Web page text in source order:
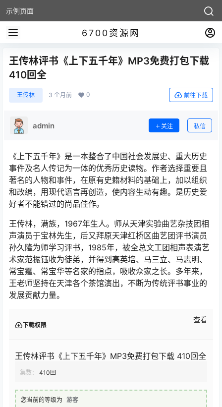
示例页面
6700资源网
王传林评书《上下五千年》MP3免费打包下载
410回全
王传林 3 个月前 0 前往下载
admin 关注 私信
《上下五千年》是一本整合了中国社会发展史、重大历史
事件及名人传记为一体的优秀历史读物。作者选择重要且
著名的人物和事件，在原有史籍材料的基础上，加以组织
和改编，用现代语言再创造，使内容生动有趣。是历史爱
好者不能错过的尚品佳作。
王传林，满族，1967年生人。师从天津实验曲艺杂技团相
声演员于宝林先生，后又拜原天津红桥区曲艺团评书演员
孙久隆为师学习评书，1985年，被全总文工团相声表演艺
术家范振钰收为徒弟，并得到高英培、马三立、马志明、
常宝霆、常宝华等名家的指点，吸收众家之长。多年来，
王老师坚持在天津各个茶馆演出，不断为传统评书事业的
发展贡献力量。
下载权限
查看
王传林评书《上下五千年》MP3免费打包下载 410回全
集数： 410回
您当前的等级为 游客